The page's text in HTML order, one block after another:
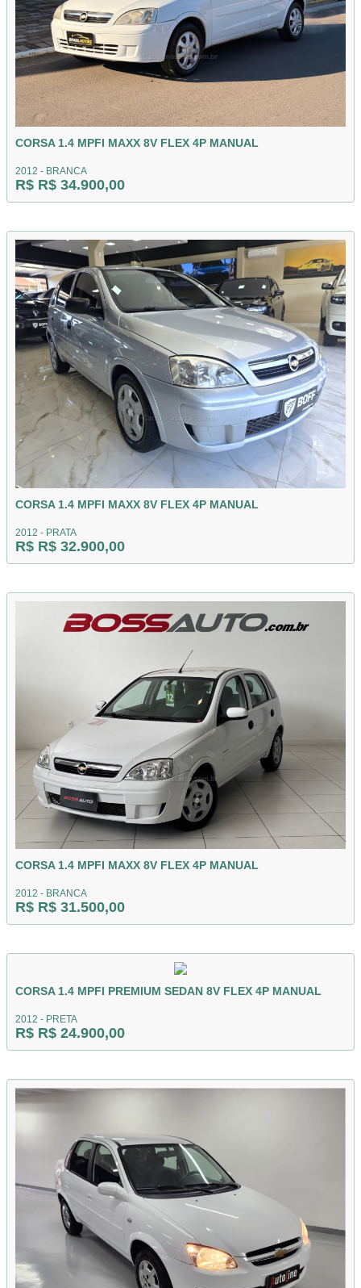
CORSA 1.4 MPFI MAXX 8V FLEX 4P MANUAL
2012 - BRANCA
R$ R$ 34.900,00
CORSA 1.4 MPFI MAXX 8V FLEX 4P MANUAL
2012 - PRATA
R$ R$ 32.900,00
CORSA 1.4 MPFI MAXX 8V FLEX 4P MANUAL
2012 - BRANCA
R$ R$ 31.500,00
CORSA 1.4 MPFI PREMIUM SEDAN 8V FLEX 4P MANUAL
2012 - PRETA
R$ R$ 24.900,00